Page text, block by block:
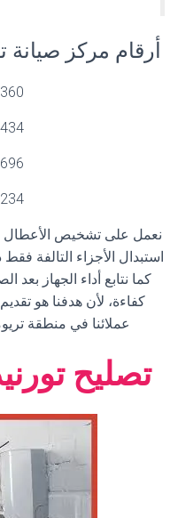
أرقام مركز صيانة
نعمل على تشخيص الأعطال
استبدال الأجزاء التالفة
كما نتابع أداء الجهاز بعد
كفاءة، لأن هدفنا هو
عملائنا في منطقة
تصليح